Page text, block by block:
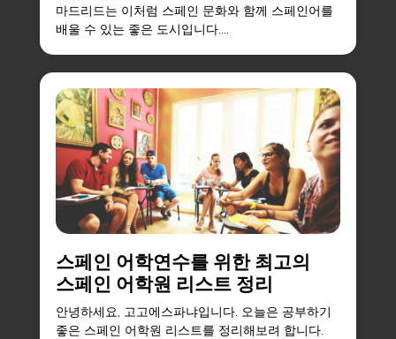
마드리드는 이처럼 스페인 문화와 함께 스페인어를
배울 수 있는 좋은 도시입니다....
스페인 어학연수를 위한 최고의
스페인 어학원 리스트 정리
안녕하세요, 고고에스파냐입니다. 오늘은 공부하기
좋은 스페인 어학원 리스트를 정리해보려 합니다.